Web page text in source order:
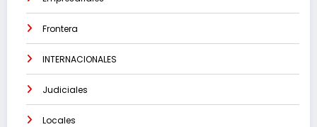
Frontera
INTERNACIONALES
Judiciales
Locales